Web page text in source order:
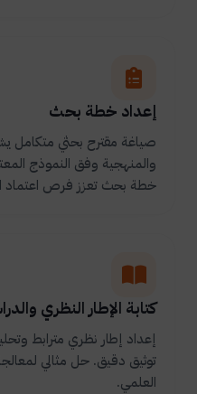
إعداد خطة بحث
صياغة مقترح بحثي متكامل
والمنهجية وفق النموذج
خطة بحث تعزز فرص اعتماد
كتابة الإطار النظري
إعداد إطار نظري مترابط
توثيق دقيق. حل مثالي
العلمي.